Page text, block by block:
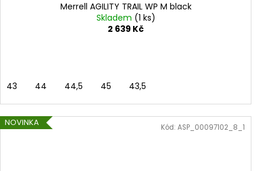
Merrell AGILITY TRAIL WP M black
Skladem (1 ks)
2 639 Kč
43 44 44,5 45 43,5
NOVINKA Kód: ASP_00097102_8_1